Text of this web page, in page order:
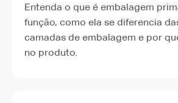
Entenda o que é embalagem
função, como ela se diferencia
camadas de embalagem e por
no produto.